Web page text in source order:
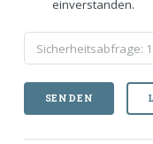
einverstanden.